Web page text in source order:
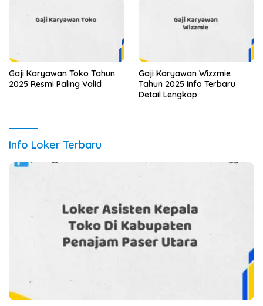
Gaji Karyawan Toko Tahun
2025 Resmi Paling Valid
Gaji Karyawan Wizzmie
Tahun 2025 Info Terbaru
Detail Lengkap
Info Loker Terbaru